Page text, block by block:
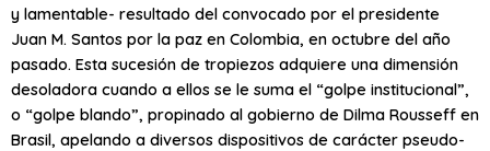
y lamentable- resultado del convocado por el presidente
Juan M. Santos por la paz en Colombia, en octubre del año
pasado. Esta sucesión de tropiezos adquiere una dimensión
desoladora cuando a ellos se le suma el “golpe institucional”,
o “golpe blando”, propinado al gobierno de Dilma Rousseff en
Brasil, apelando a diversos dispositivos de carácter pseudo-